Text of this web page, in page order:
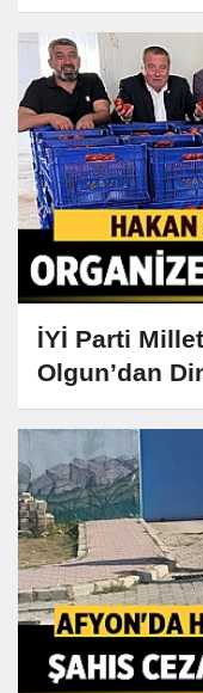
İYİ Parti
Olgun’dan
Ziyareti